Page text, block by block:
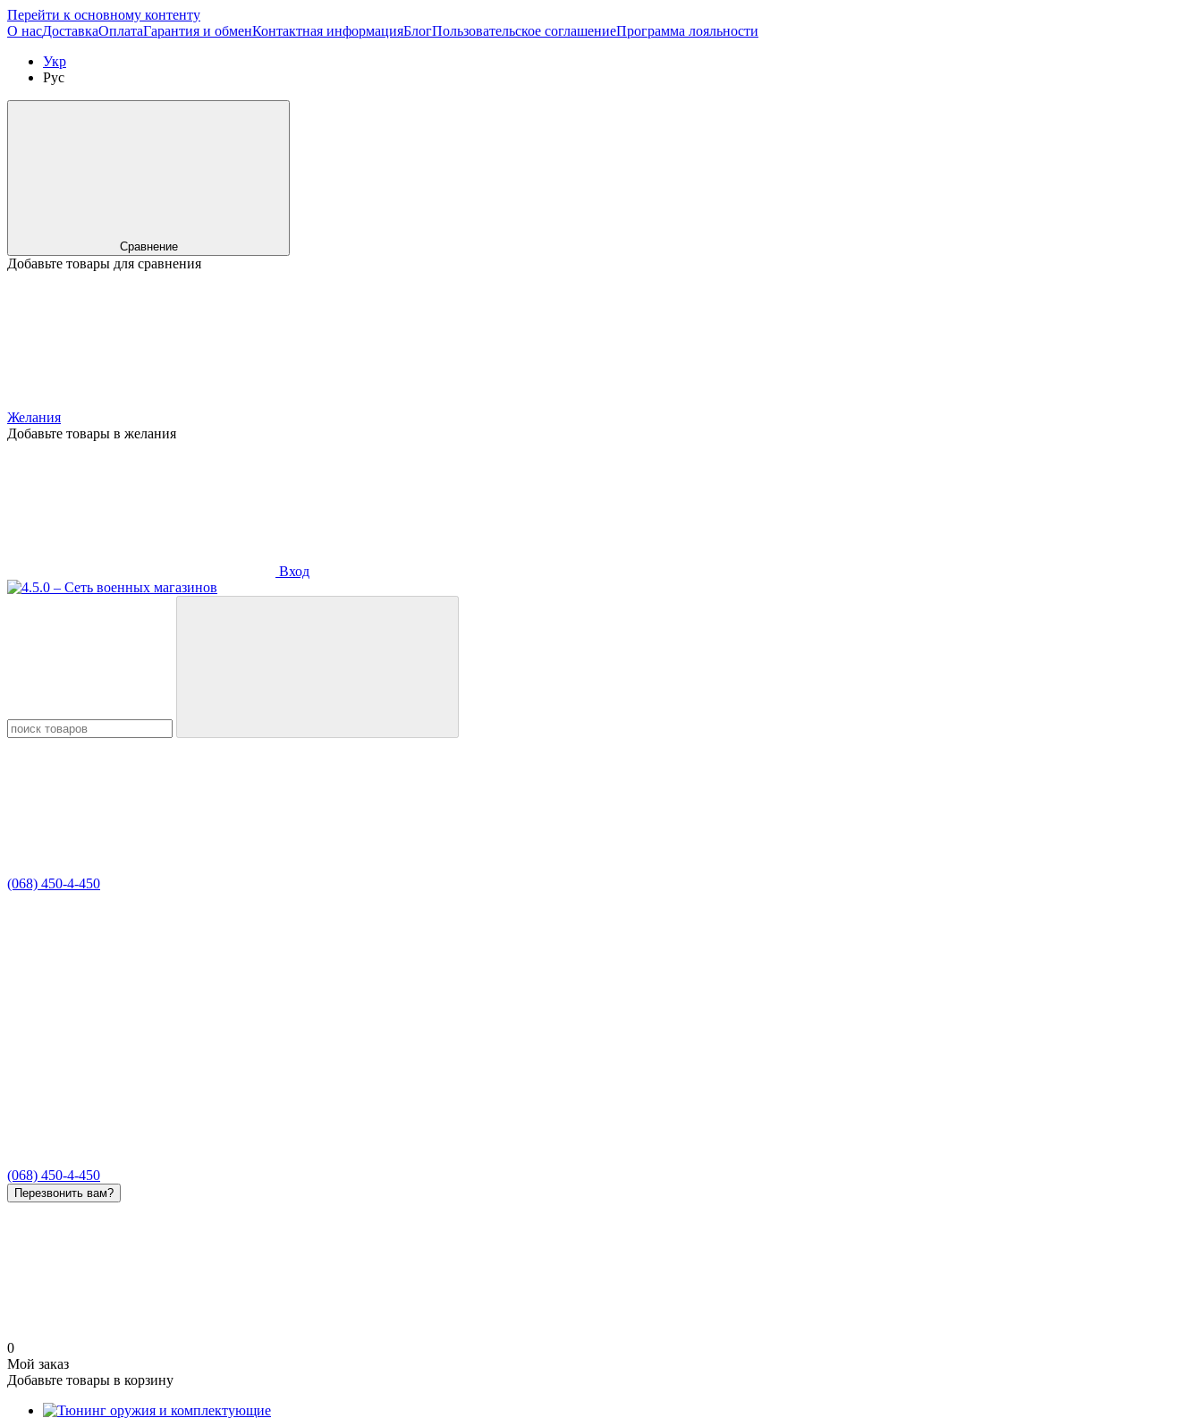
Перейти к основному контенту
О насДоставкаОплатаГарантия и обменКонтактная информацияБлогПользовательское соглашениеПрограмма лояльности
Укр
Рус
Сравнение
Добавьте товары для сравнения
Желания
Добавьте товары в желания
Вход
(068) 450-4-450
(068) 450-4-450
Перезвонить вам?
0
Мой заказ
Добавьте товары в корзину